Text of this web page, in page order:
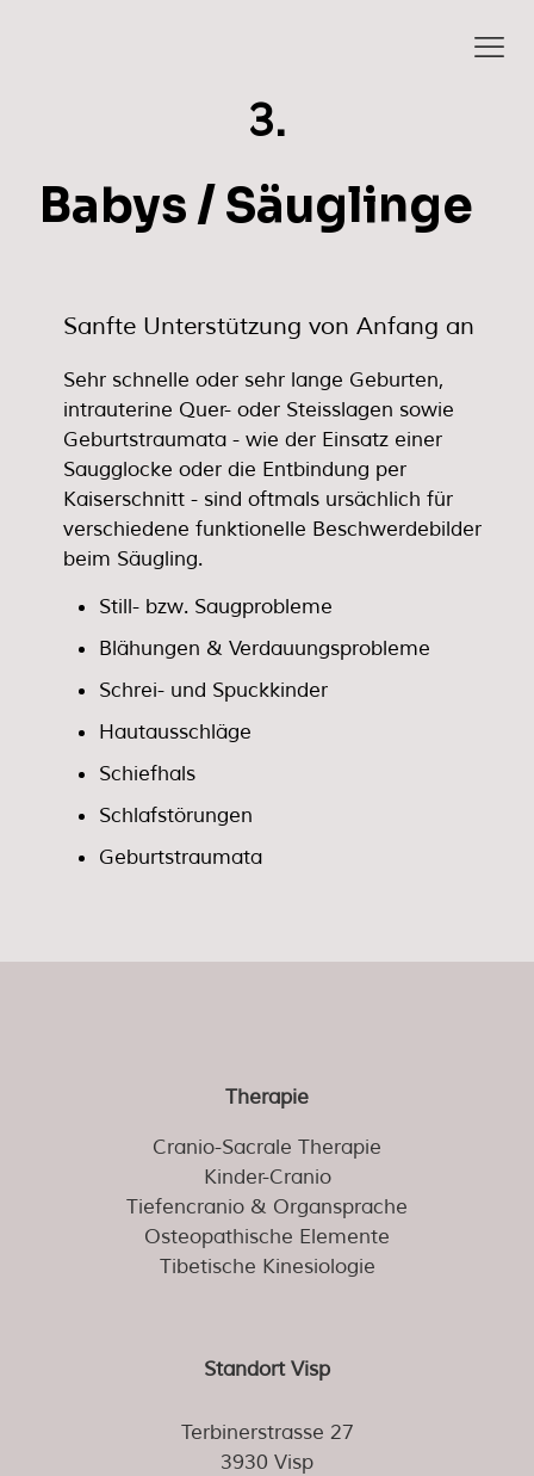
3.
Babys / Säuglinge
Sanfte Unterstützung von Anfang an
Sehr schnelle oder sehr lange Geburten,
intrauterine Quer- oder Steisslagen sowie
Geburtstraumata - wie der Einsatz einer
Saugglocke oder die Entbindung per
Kaiserschnitt - sind oftmals ursächlich für
verschiedene funktionelle Beschwerdebilder
beim Säugling.
Still- bzw. Saugprobleme
Blähungen & Verdauungsprobleme
Schrei- und Spuckkinder
Hautausschläge
Schiefhals
Schlafstörungen
Geburtstraumata
Therapie
Cranio-Sacrale Therapie
Kinder-Cranio
Tiefencranio & Organsprache
Osteopathische Elemente
Tibetische Kinesiologie
Standort Visp
Terbinerstrasse 27
3930 Visp